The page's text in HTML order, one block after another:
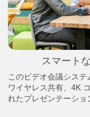
スマート
このビデオ会議システ
ワイヤレス共有、4K
れたプレゼンテーショ